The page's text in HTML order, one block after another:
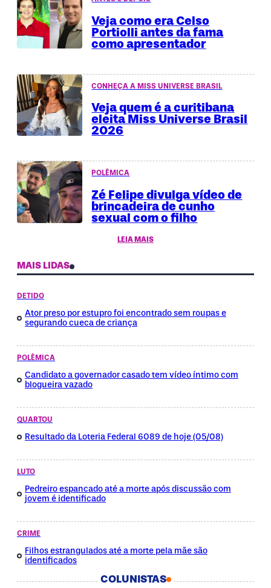
Veja como era Celso
Portiolli antes da fama
como apresentador
CONHEÇA A MISS UNIVERSE BRASIL
Veja quem é a curitibana
eleita Miss Universe Brasil
2026
POLÊMICA
Zé Felipe divulga vídeo de
brincadeira de cunho
sexual com o filho
LEIA MAIS
MAIS LIDAS
DETIDO
Ator preso por estupro foi encontrado sem roupas e
segurando cueca de criança
POLÊMICA
Candidato a governador casado tem vídeo íntimo com
blogueira vazado
QUARTOU
Resultado da Loteria Federal 6089 de hoje (05/08)
LUTO
Pedreiro espancado até a morte após discussão com
jovem é identificado
CRIME
Filhos estrangulados até a morte pela mãe são
identificados
COLUNISTAS